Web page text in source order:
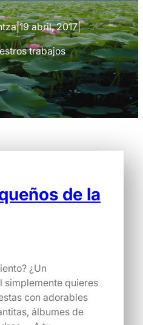
|19 abril, 2017|
trabajos
de la
¿Un
simplemente quieres
con adorables
álbumes de